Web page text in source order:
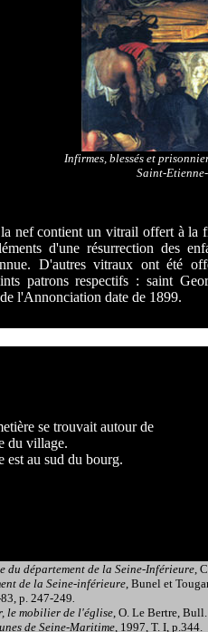
Infirmes, blessés et
Saint-
nef contient un vitrail offert à
d'une résurrection des
D'autres vitraux ont été
patrons respectifs : saint
l'Annonciation date de 1899.
se trouvait autour de
du village.
est au sud du bourg.
du département de la Seine-Inférieure,
de la Seine-inférieure, Bunel et
p. 247-249.
le mobilier de l'église, O. Le Bertre,
de Seine-Maritime, 1997, T. I, p.344.